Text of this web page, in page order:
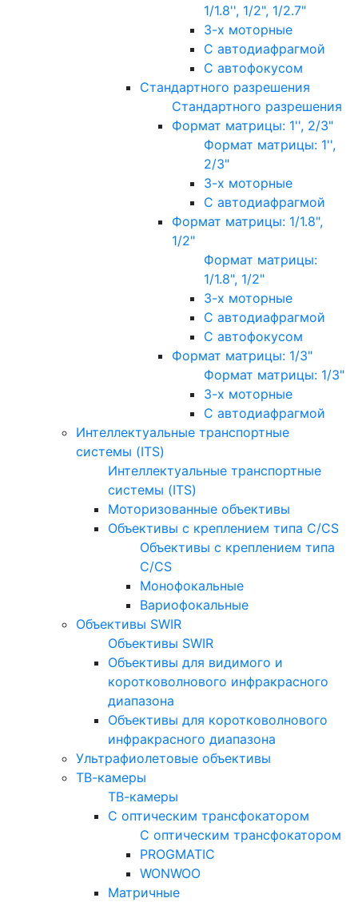
1/1.8'', 1/2", 1/2.7"
3-х моторные
С автодиафрагмой
С автофокусом
Стандартного разрешения
Стандартного разрешения
Формат матрицы: 1'', 2/3"
Формат матрицы: 1'',
2/3"
3-х моторные
С автодиафрагмой
Формат матрицы: 1/1.8",
1/2"
Формат матрицы:
1/1.8", 1/2"
3-х моторные
С автодиафрагмой
С автофокусом
Формат матрицы: 1/3"
Формат матрицы: 1/3"
3-х моторные
С автодиафрагмой
Интеллектуальные транспортные
системы (ITS)
Интеллектуальные транспортные
системы (ITS)
Моторизованные объективы
Объективы с креплением типа C/CS
Объективы с креплением типа
C/CS
Монофокальные
Вариофокальные
Объективы SWIR
Объективы SWIR
Объективы для видимого и
коротковолнового инфракрасного
диапазона
Объективы для коротковолнового
инфракрасного диапазона
Ультрафиолетовые объективы
ТВ-камеры
ТВ-камеры
С оптическим трансфокатором
С оптическим трансфокатором
PROGMATIC
WONWOO
Матричные